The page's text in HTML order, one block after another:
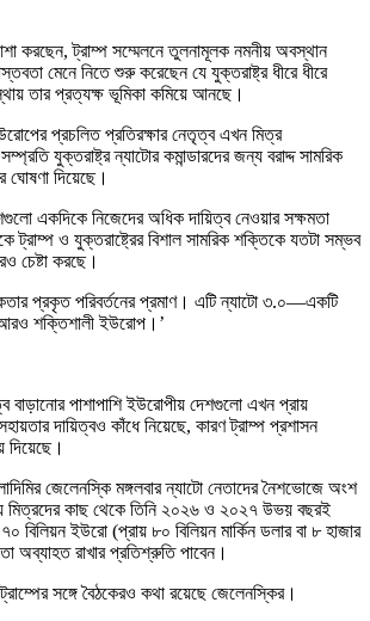
করছেন, ট্রাম্প সম্মেলনে তুলনামূলক নমনীয় অবস্থান
মেনে নিতে শুরু করেছেন যে যুক্তরাষ্ট্র ধীরে ধীরে
তার প্রত্যক্ষ ভূমিকা কমিয়ে আনছে।
প্রচলিত প্রতিরক্ষার নেতৃত্ব এখন মিত্র
যুক্তরাষ্ট্র ন্যাটোর কমান্ডারদের জন্য বরাদ্দ সামরিক
ঘোষণা দিয়েছে।
একদিকে নিজেদের অধিক দায়িত্ব নেওয়ার সক্ষমতা
ট্রাম্প ও যুক্তরাষ্ট্রের বিশাল সামরিক শক্তিকে যতটা সম্ভব
চেষ্টা করছে।
প্রকৃত পরিবর্তনের প্রমাণ। এটি ন্যাটো ৩.০—একটি
শক্তিশালী ইউরোপ।’
বাড়ানোর পাশাপাশি ইউরোপীয় দেশগুলো এখন প্রায়
দায়িত্বও কাঁধে নিয়েছে, কারণ ট্রাম্প প্রশাসন
দিয়েছে।
জেলেনস্কি মঙ্গলবার ন্যাটো নেতাদের নৈশভোজে অংশ
মিত্রদের কাছ থেকে তিনি ২০২৬ ও ২০২৭ উভয় বছরই
ইউরো (প্রায় ৮০ বিলিয়ন মার্কিন ডলার বা ৮ হাজার
অব্যাহত রাখার প্রতিশ্রুতি পাবেন।
সঙ্গে বৈঠকেরও কথা রয়েছে জেলেনস্কির।